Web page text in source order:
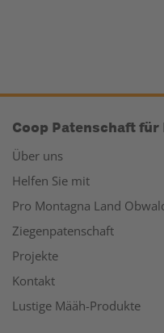
Coop Patenschaft
Über uns
Helfen Sie mit
Pro Montagna Land
Ziegenpatenschaft
Projekte
Kontakt
Lustige Määh-Produkte